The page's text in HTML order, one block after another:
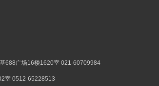
688广场16楼1620室 021-60709984
室 0512-65228513